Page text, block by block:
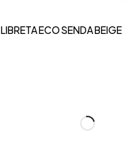
LIBRETA ECO SENDA BEIGE